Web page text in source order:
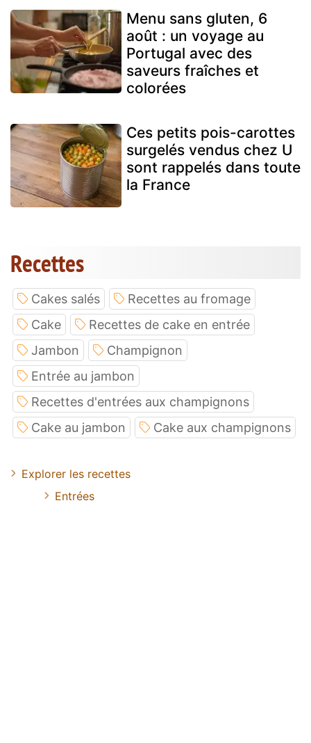
Menu sans gluten, 6
août : un voyage au
Portugal avec des
saveurs fraîches et
colorées
Ces petits pois-carottes
surgelés vendus chez U
sont rappelés dans toute
la France
Recettes
Cakes salés
Recettes au fromage
Cake
Recettes de cake en entrée
Jambon
Champignon
Entrée au jambon
Recettes d'entrées aux champignons
Cake au jambon
Cake aux champignons
Explorer les recettes
Entrées